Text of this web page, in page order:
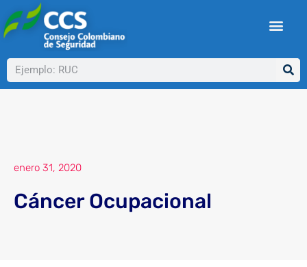
al
contenido
Buscar
enero 31, 2020
Cáncer Ocupacional